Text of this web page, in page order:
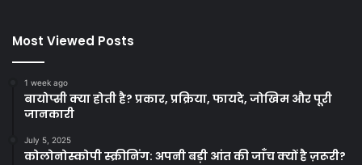
Most Viewed Posts
1 week ago
बायोप्सी क्या होती है? प्रकार, प्रक्रिया, फायदे, जोखिम और पूरी
जानकारी
July 5, 2025
कोलोनोस्कोपी स्क्रीनिंग: अपनी बड़ी आंत की जाँच क्यों है ज़रूरी?